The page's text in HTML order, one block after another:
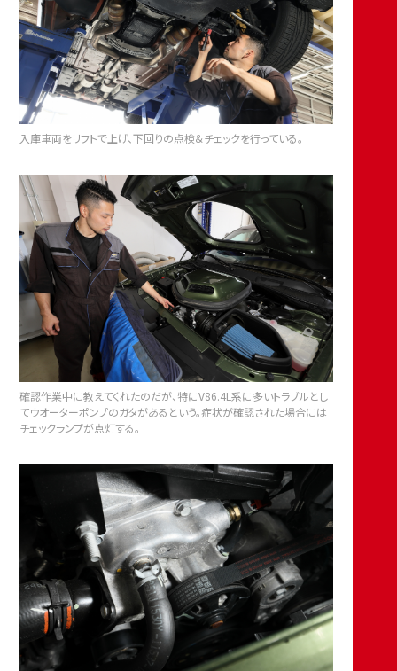
入庫車両をリフトで上げ、下回りの点検＆チェックを行っている。
確認作業中に教えてくれたのだが、特にV86.4L系に多いトラブルとし
てウオーターポンプのガタがあるという。症状が確認された場合には
チェックランプが点灯する。